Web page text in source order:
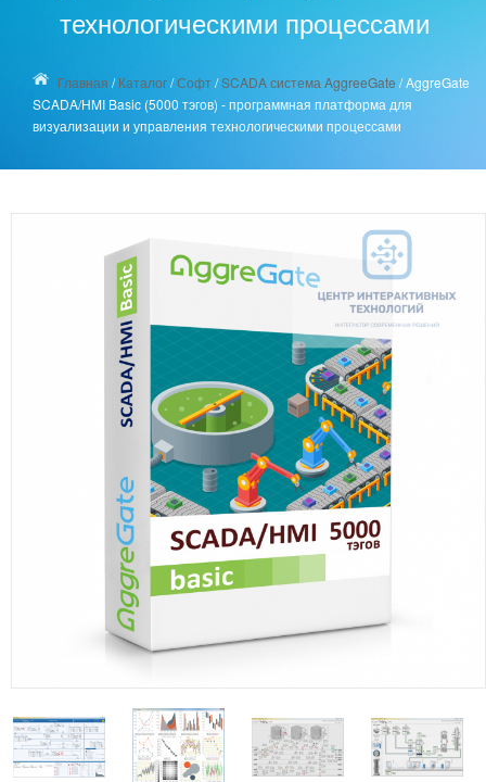
технологическими процессами
Главная /Каталог/Софт/SCADA система AggreeGate /AggreGate
SCADA/HMI Basic (5000 тэгов) - программная платформа для
визуализации и управления технологическими процессами